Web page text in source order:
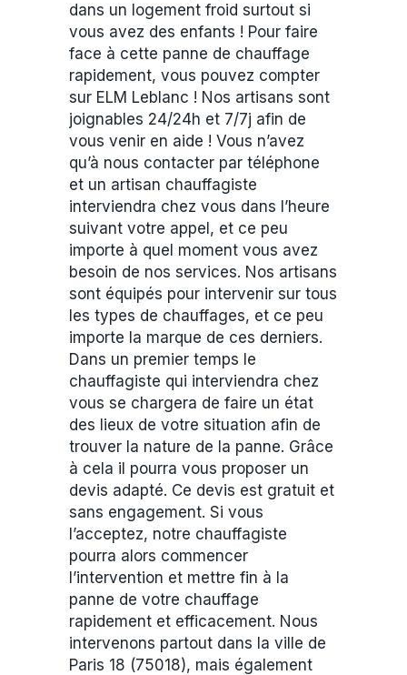
dans un logement froid surtout si
vous avez des enfants ! Pour faire
face à cette panne de chauffage
rapidement, vous pouvez compter
sur ELM Leblanc ! Nos artisans sont
joignables 24/24h et 7/7j afin de
vous venir en aide ! Vous n’avez
qu’à nous contacter par téléphone
et un artisan chauffagiste
interviendra chez vous dans l’heure
suivant votre appel, et ce peu
importe à quel moment vous avez
besoin de nos services. Nos artisans
sont équipés pour intervenir sur tous
les types de chauffages, et ce peu
importe la marque de ces derniers.
Dans un premier temps le
chauffagiste qui interviendra chez
vous se chargera de faire un état
des lieux de votre situation afin de
trouver la nature de la panne. Grâce
à cela il pourra vous proposer un
devis adapté. Ce devis est gratuit et
sans engagement. Si vous
l’acceptez, notre chauffagiste
pourra alors commencer
l’intervention et mettre fin à la
panne de votre chauffage
rapidement et efficacement. Nous
intervenons partout dans la ville de
Paris 18 (75018), mais également